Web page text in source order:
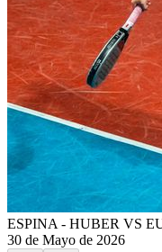
ESPINA - HUBER VS
30 de Mayo de 2026